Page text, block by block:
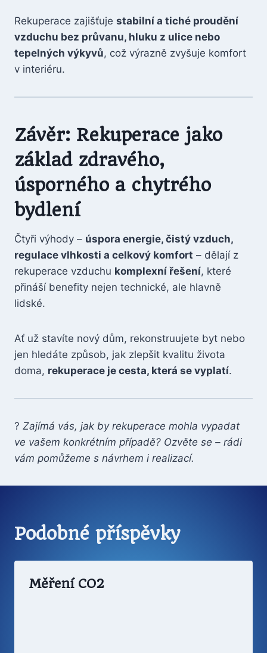
Rekuperace zajišťuje stabilní a tiché proudění
vzduchu bez průvanu, hluku z ulice nebo
tepelných výkyvů, což výrazně zvyšuje komfort
v interiéru.
Závěr: Rekuperace jako
základ zdravého,
úsporného a chytrého
bydlení
Čtyři výhody – úspora energie, čistý vzduch,
regulace vlhkosti a celkový komfort – dělají z
rekuperace vzduchu komplexní řešení, které
přináší benefity nejen technické, ale hlavně
lidské.
Ať už stavíte nový dům, rekonstruujete byt nebo
jen hledáte způsob, jak zlepšit kvalitu života
doma, rekuperace je cesta, která se vyplatí.
? Zajímá vás, jak by rekuperace mohla vypadat
ve vašem konkrétním případě? Ozvěte se – rádi
vám pomůžeme s návrhem i realizací.
Podobné příspěvky
Měření CO2